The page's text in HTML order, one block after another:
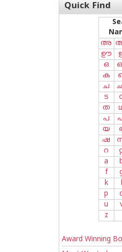
Quick Find
അ
ഊ
ഒ
ക
ച
ട
ത
പ
യ
ഷ
റ
a
f
k
l
p
u
z
Award Winning